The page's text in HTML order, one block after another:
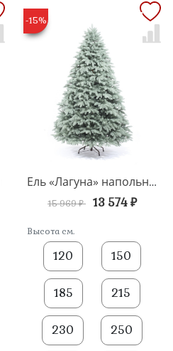
-15%
Ель «Лагуна» напольная
15 969 ₽ 13 574 ₽
Высота см.
120 150
185 215
230 250